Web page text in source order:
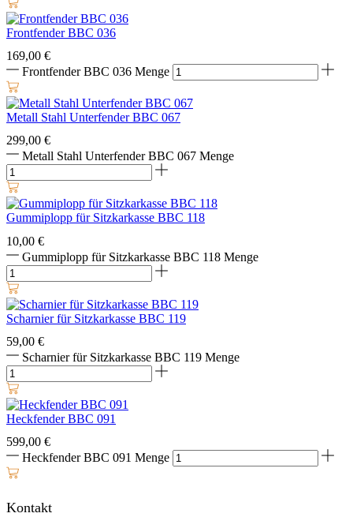
Frontfender BBC 036
169,00 €
Frontfender BBC 036 Menge
Metall Stahl Unterfender BBC 067
299,00 €
Metall Stahl Unterfender BBC 067 Menge
Gummiplopp für Sitzkarkasse BBC 118
10,00 €
Gummiplopp für Sitzkarkasse BBC 118 Menge
Scharnier für Sitzkarkasse BBC 119
59,00 €
Scharnier für Sitzkarkasse BBC 119 Menge
Heckfender BBC 091
599,00 €
Heckfender BBC 091 Menge
Kontakt